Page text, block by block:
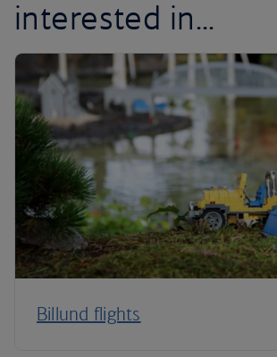
interested in...
Billund flights